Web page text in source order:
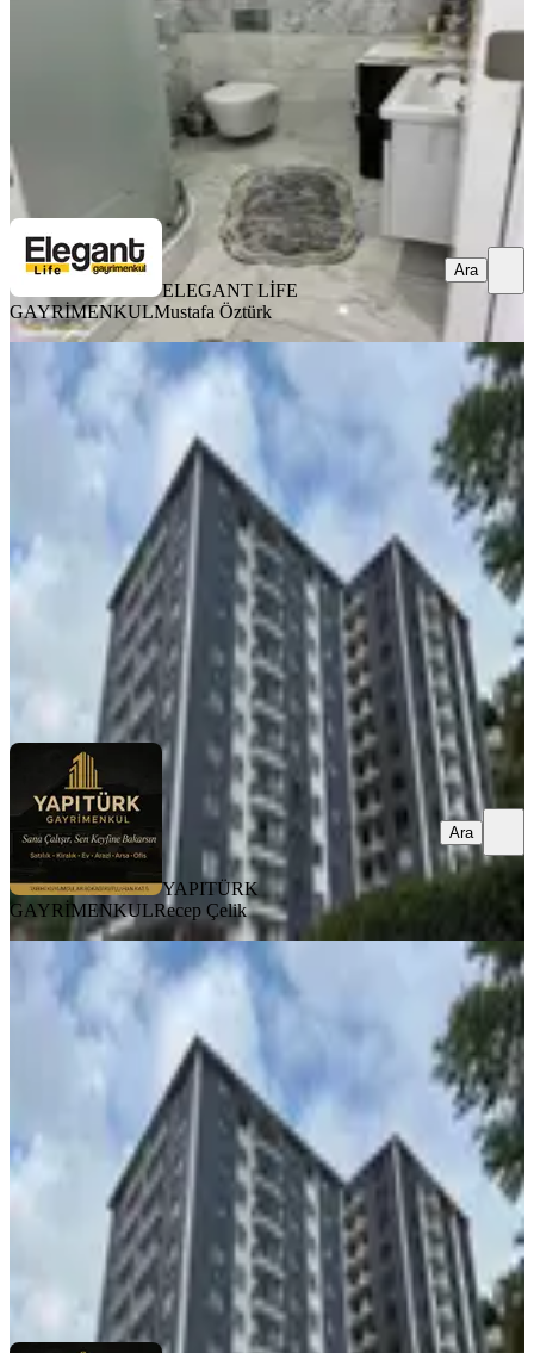
7.650.000 ₺
ELEGANT LİFE GAYRİMENKULMustafa Öztürk
ELEGANT LİFE
GAYRİMENKULMustafa Öztürk
Ara
Yapıtürk Gayrimenkul’den Kale
Mahallesi 2 Blok'lu Projede 8. Kat
3+1 126 M² Satılık Daire
Merkez, Kale Mahallesi
3+1
126 m² ·8. Kat
6.500.000 ₺
YAPITÜRK GAYRİMENKULRecep Çelik
YAPITÜRK
GAYRİMENKULRecep Çelik
Ara
Yapıtürk Gayrimenkul’den Kale
Mahallesi 2 Blok'lu Projede 8. Kat
2+1 100 M² Satılık Daire
Merkez, Kale Mahallesi
2+1
100 m²· 8. Kat
4.950.000 ₺
YAPITÜRK GAYRİMENKULRecep Çelik